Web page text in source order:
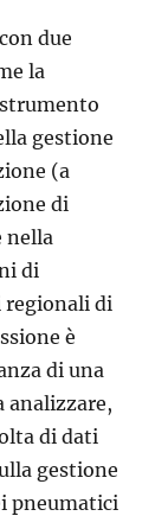
due
la
gestione
(a
di
nella
di
regionali di
è
di una
analizzare,
di dati
gestione
pneumatici